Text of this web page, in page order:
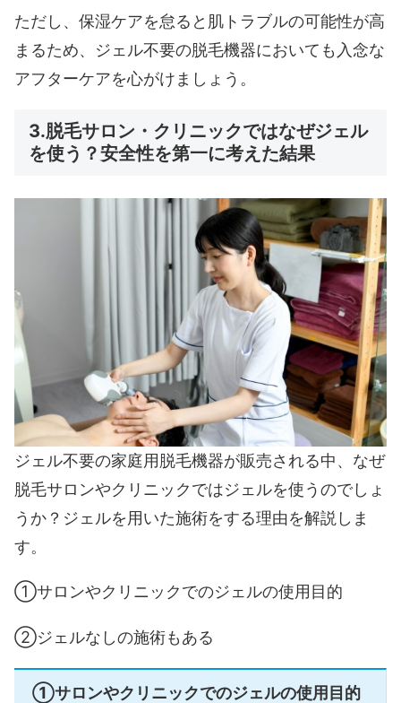
ただし、保湿ケアを怠ると肌トラブルの可能性が高
まるため、ジェル不要の脱毛機器においても入念な
アフターケアを心がけましょう。
3.脱毛サロン・クリニックではなぜジェル
を使う？安全性を第一に考えた結果
ジェル不要の家庭用脱毛機器が販売される中、なぜ
脱毛サロンやクリニックではジェルを使うのでしょ
うか？ジェルを用いた施術をする理由を解説しま
す。
①サロンやクリニックでのジェルの使用目的
②ジェルなしの施術もある
①サロンやクリニックでのジェルの使用目的